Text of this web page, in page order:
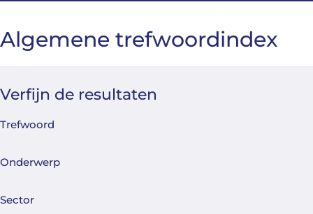
Algemene trefwoordindex
Verfijn de resultaten
Trefwoord
Onderwerp
Sector